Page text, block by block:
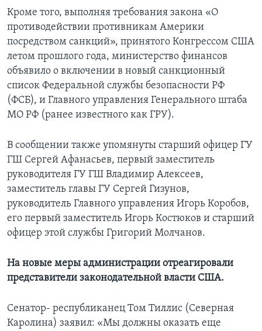
Кроме того, выполняя требования закона «О
противодействии противникам Америки
посредством санкций», принятого Конгрессом США
летом прошлого года, министерство финансов
объявило о включении в новый санкционный
список Федеральной службы безопасности РФ
(ФСБ), и Главного управления Генерального штаба
МО РФ (ранее известного как ГРУ).
В сообщении также упомянуты старший офицер ГУ
ГШ Сергей Афанасьев, первый заместитель
руководителя ГУ ГШ Владимир Алексеев,
заместитель главы ГУ Сергей Гизунов,
руководитель Главного управления Игорь Коробов,
его первый заместитель Игорь Костюков и старший
офицер этой службы Григорий Молчанов.
На новые меры администрации отреагировали
представители законодательной власти США.
Сенатор- республиканец Том Тиллис (Северная
Каролина) заявил: «Мы должны оказать еще